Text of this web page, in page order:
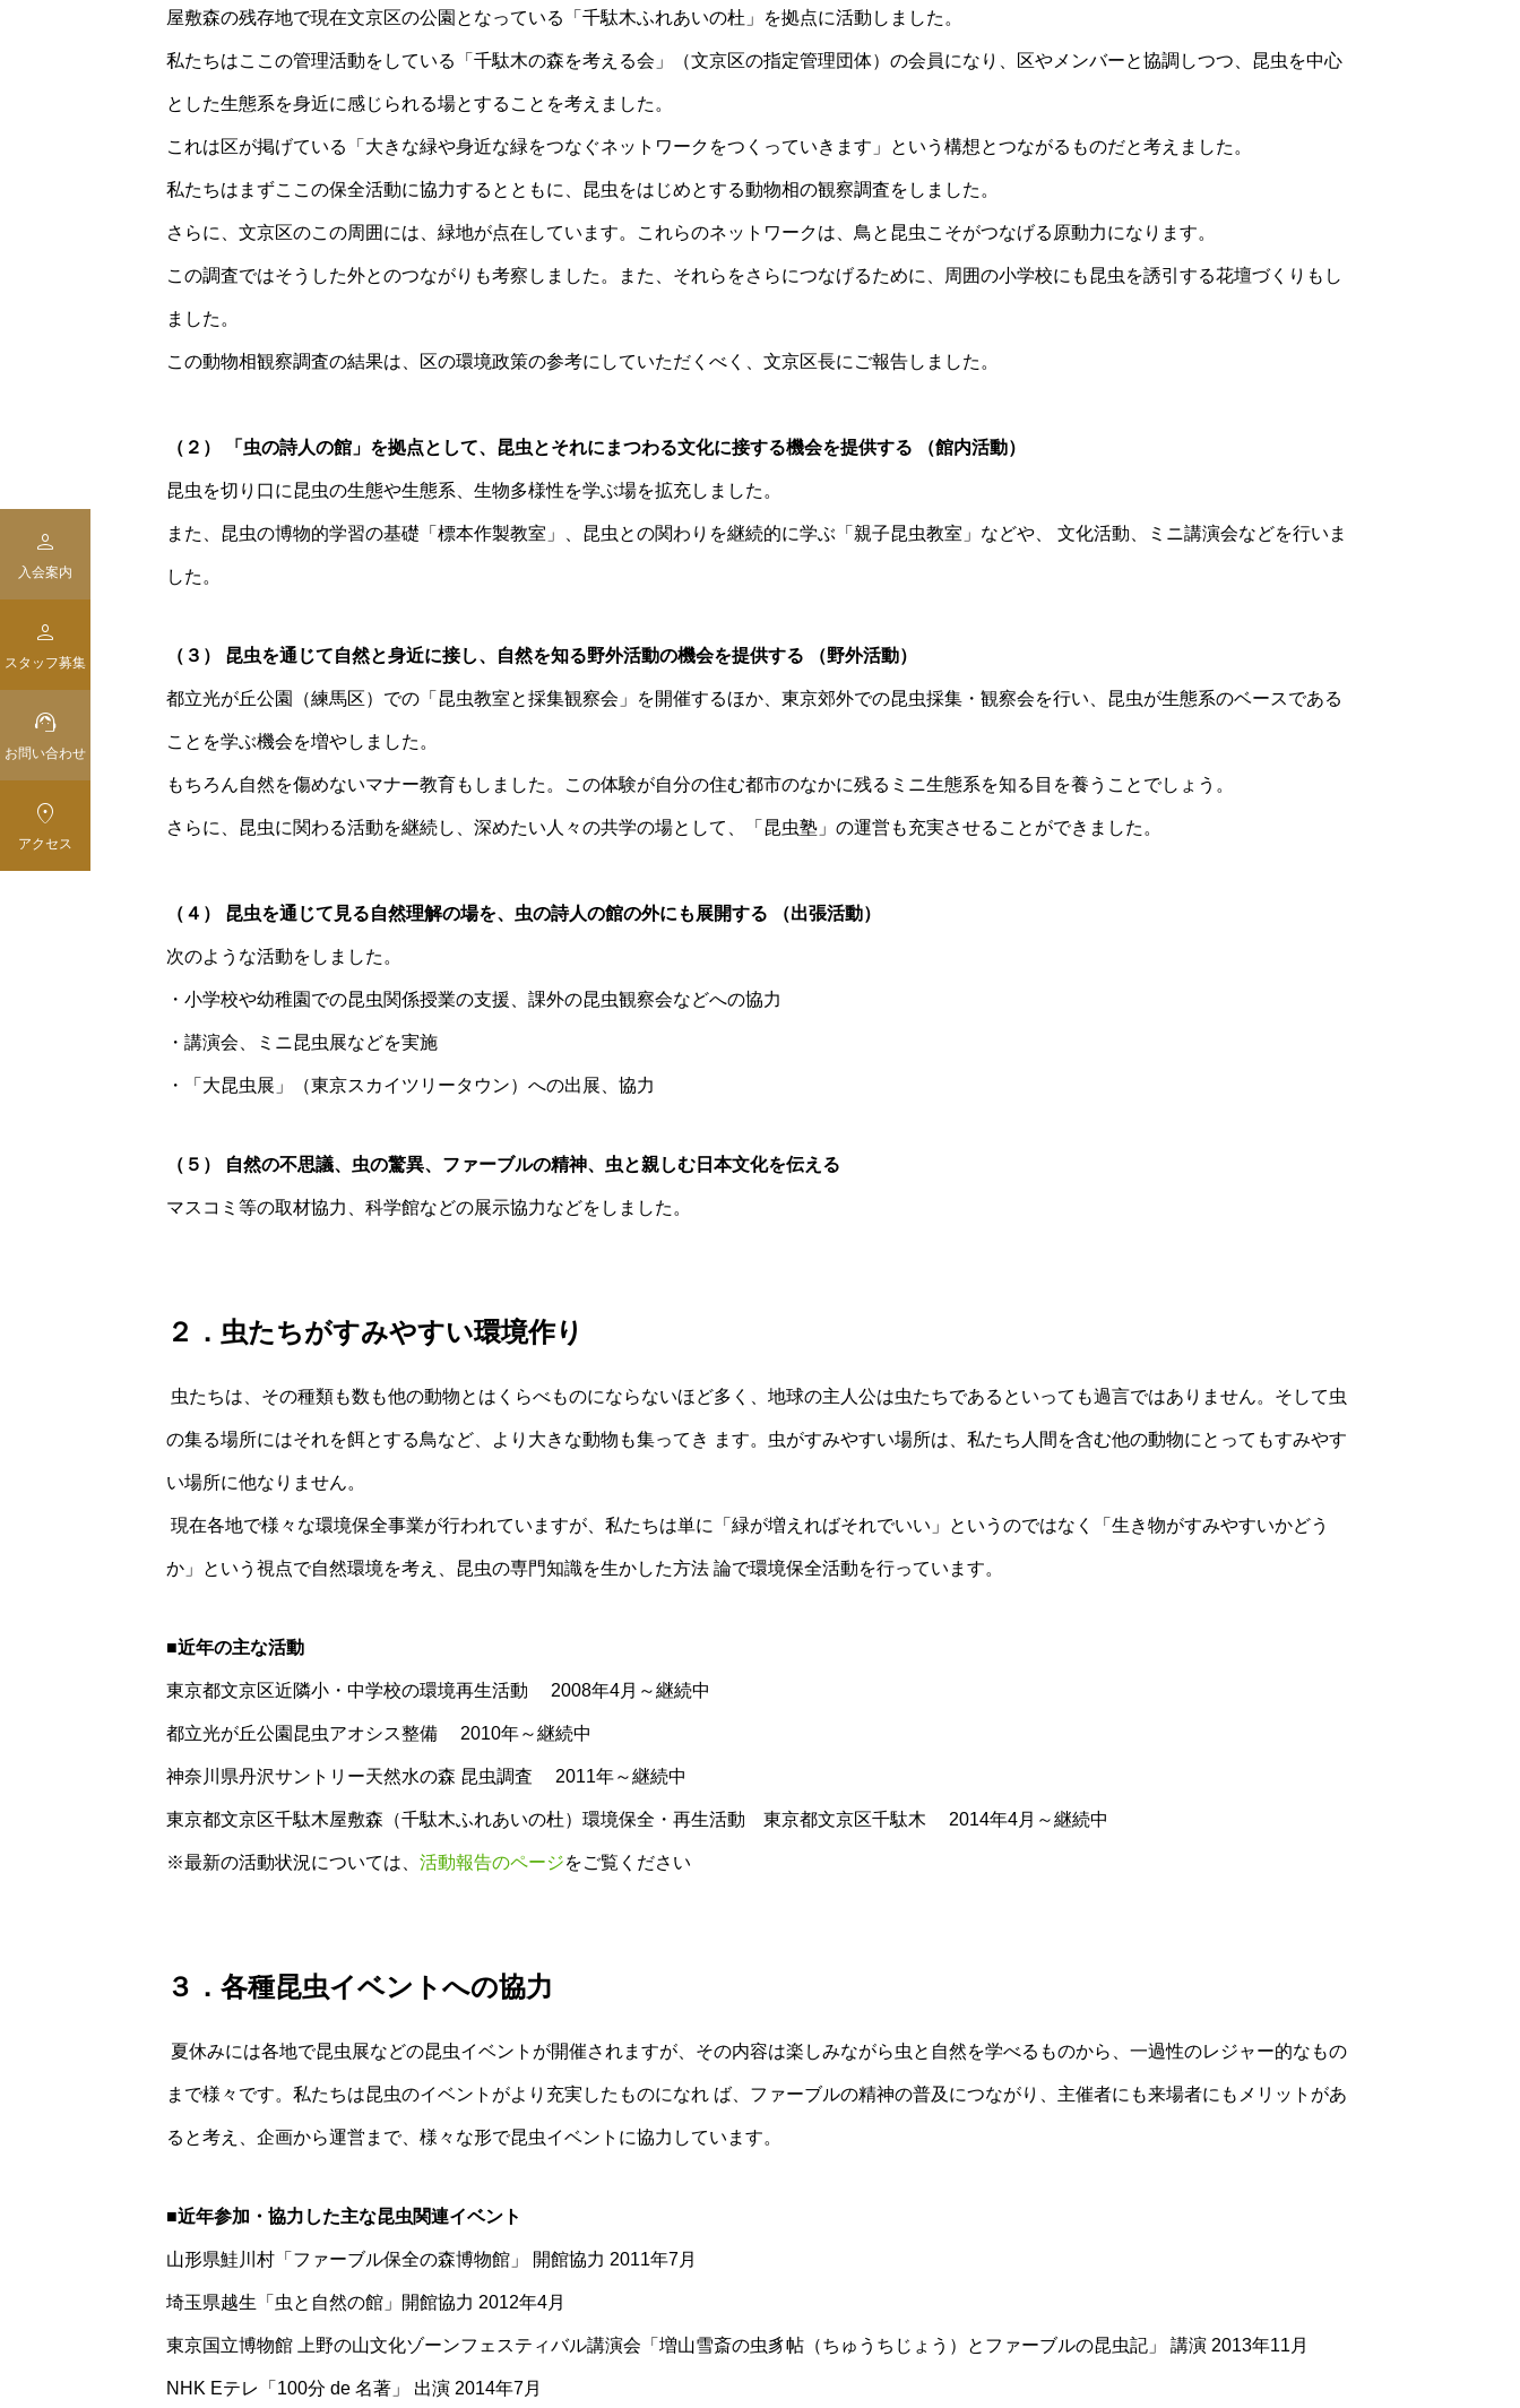
屋敷森の残存地で現在文京区の公園となっている「千駄木ふれあいの杜」を拠点に活動しました。
私たちはここの管理活動をしている「千駄木の森を考える会」（文京区の指定管理団体）の会員になり、区やメンバーと協調しつつ、昆虫を中心
とした生態系を身近に感じられる場とすることを考えました。
これは区が掲げている「大きな緑や身近な緑をつなぐネットワークをつくっていきます」という構想とつながるものだと考えました。
私たちはまずここの保全活動に協力するとともに、昆虫をはじめとする動物相の観察調査をしました。
さらに、文京区のこの周囲には、緑地が点在しています。これらのネットワークは、鳥と昆虫こそがつなげる原動力になります。
この調査ではそうした外とのつながりも考察しました。また、それらをさらにつなげるために、周囲の小学校にも昆虫を誘引する花壇づくりもし
ました。
この動物相観察調査の結果は、区の環境政策の参考にしていただくべく、文京区長にご報告しました。
（２） 「虫の詩人の館」を拠点として、昆虫とそれにまつわる文化に接する機会を提供する （館内活動）
昆虫を切り口に昆虫の生態や生態系、生物多様性を学ぶ場を拡充しました。
また、昆虫の博物的学習の基礎「標本作製教室」、昆虫との関わりを継続的に学ぶ「親子昆虫教室」などや、 文化活動、ミニ講演会などを行いま
した。
（３） 昆虫を通じて自然と身近に接し、自然を知る野外活動の機会を提供する （野外活動）
都立光が丘公園（練馬区）での「昆虫教室と採集観察会」を開催するほか、東京郊外での昆虫採集・観察会を行い、昆虫が生態系のベースである
ことを学ぶ機会を増やしました。
もちろん自然を傷めないマナー教育もしました。この体験が自分の住む都市のなかに残るミニ生態系を知る目を養うことでしょう。
さらに、昆虫に関わる活動を継続し、深めたい人々の共学の場として、「昆虫塾」の運営も充実させることができました。
（４） 昆虫を通じて見る自然理解の場を、虫の詩人の館の外にも展開する （出張活動）
次のような活動をしました。
・小学校や幼稚園での昆虫関係授業の支援、課外の昆虫観察会などへの協力
・講演会、ミニ昆虫展などを実施
・「大昆虫展」（東京スカイツリータウン）への出展、協力
（５） 自然の不思議、虫の驚異、ファーブルの精神、虫と親しむ日本文化を伝える
マスコミ等の取材協力、科学館などの展示協力などをしました。
２．虫たちがすみやすい環境作り
虫たちは、その種類も数も他の動物とはくらべものにならないほど多く、地球の主人公は虫たちであるといっても過言ではありません。そして虫
の集る場所にはそれを餌とする鳥など、より大きな動物も集ってき ます。虫がすみやすい場所は、私たち人間を含む他の動物にとってもすみやす
い場所に他なりません。
現在各地で様々な環境保全事業が行われていますが、私たちは単に「緑が増えればそれでいい」というのではなく「生き物がすみやすいかどう
か」という視点で自然環境を考え、昆虫の専門知識を生かした方法 論で環境保全活動を行っています。
■近年の主な活動
東京都文京区近隣小・中学校の環境再生活動 2008年4月～継続中
都立光が丘公園昆虫アオシス整備 2010年～継続中
神奈川県丹沢サントリー天然水の森 昆虫調査 2011年～継続中
東京都文京区千駄木屋敷森（千駄木ふれあいの杜）環境保全・再生活動 東京都文京区千駄木 2014年4月～継続中
※最新の活動状況については、 活動報告のページをご覧ください
３．各種昆虫イベントへの協力
夏休みには各地で昆虫展などの昆虫イベントが開催されますが、その内容は楽しみながら虫と自然を学べるものから、一過性のレジャー的なもの
まで様々です。私たちは昆虫のイベントがより充実したものになれ ば、ファーブルの精神の普及につながり、主催者にも来場者にもメリットがあ
ると考え、企画から運営まで、様々な形で昆虫イベントに協力しています。
■近年参加・協力した主な昆虫関連イベント
山形県鮭川村「ファーブル保全の森博物館」 開館協力 2011年7月
埼玉県越生「虫と自然の館」開館協力 2012年4月
東京国立博物館 上野の山文化ゾーンフェスティバル講演会「増山雪斎の虫豸帖（ちゅうちじょう）とファーブルの昆虫記」 講演 2013年11月
NHK Eテレ「100分 de 名著」 出演 2014年7月

入会案内

スタッフ募集

お問い合わせ

アクセス